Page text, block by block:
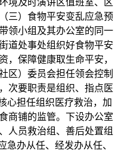
境及时演讲区值班室、区
三）食物平安变乱应急预
领小组及其办公室的同一
道处事处组织好食物平安
，保障健康取生命平安，
区）委员会担任领会控制
次要职责是组织、指点医
心担任组织医疗救治，加
商铺的监管。下设办公室
人员救治组、善后处置组
办从任、经发办从任、